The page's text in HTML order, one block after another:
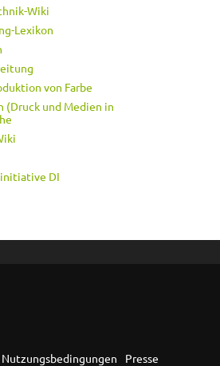
Wiki
Lexikon
von Farbe
(Druck und Medien in
DI
Nutzungsbedingungen Presse